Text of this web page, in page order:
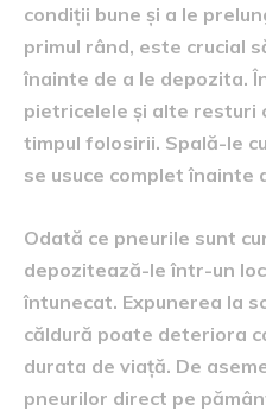
condiții bune și a le
primul rând, este crucial
înainte de a le depozita.
pietricelele și alte resturi
timpul folosirii. Spală-le
se usuce complet înainte
Odată ce pneurile sunt
depozitează-le într-un
întunecat. Expunerea la
căldură poate deteriora
durata de viață. De
pneurilor direct pe